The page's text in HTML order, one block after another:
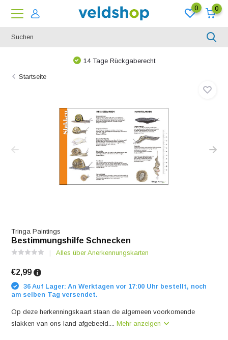
0 0
14 Tage Rückgaberecht
Startseite
Tringa Paintings
Bestimmungshilfe Schnecken
Alles über Anerkennungskarten
€2,99
36 Auf Lager: An Werktagen vor 17:00 Uhr bestellt, noch
am selben Tag versendet.
Op deze herkenningskaart staan de algemeen voorkomende
slakken van ons land afgebeeld....Mehr anzeigen